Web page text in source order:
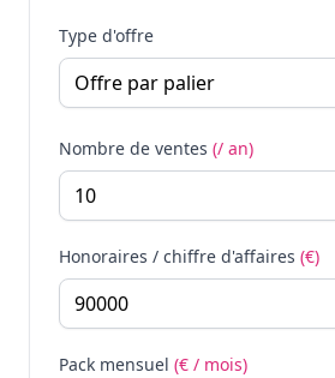
Type d'offre
Nombre de ventes (/ an)
Honoraires / chiffre d'affaires (€)
Pack mensuel (€ / mois)